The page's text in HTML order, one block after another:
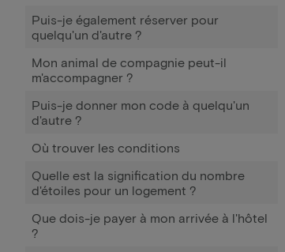
Puis-je également réserver pour
quelqu'un d'autre ?
Mon animal de compagnie peut-il
m'accompagner ?
Puis-je donner mon code à quelqu'un
d'autre ?
Où trouver les conditions
Quelle est la signification du nombre
d'étoiles pour un logement ?
Que dois-je payer à mon arrivée à l'hôtel
?